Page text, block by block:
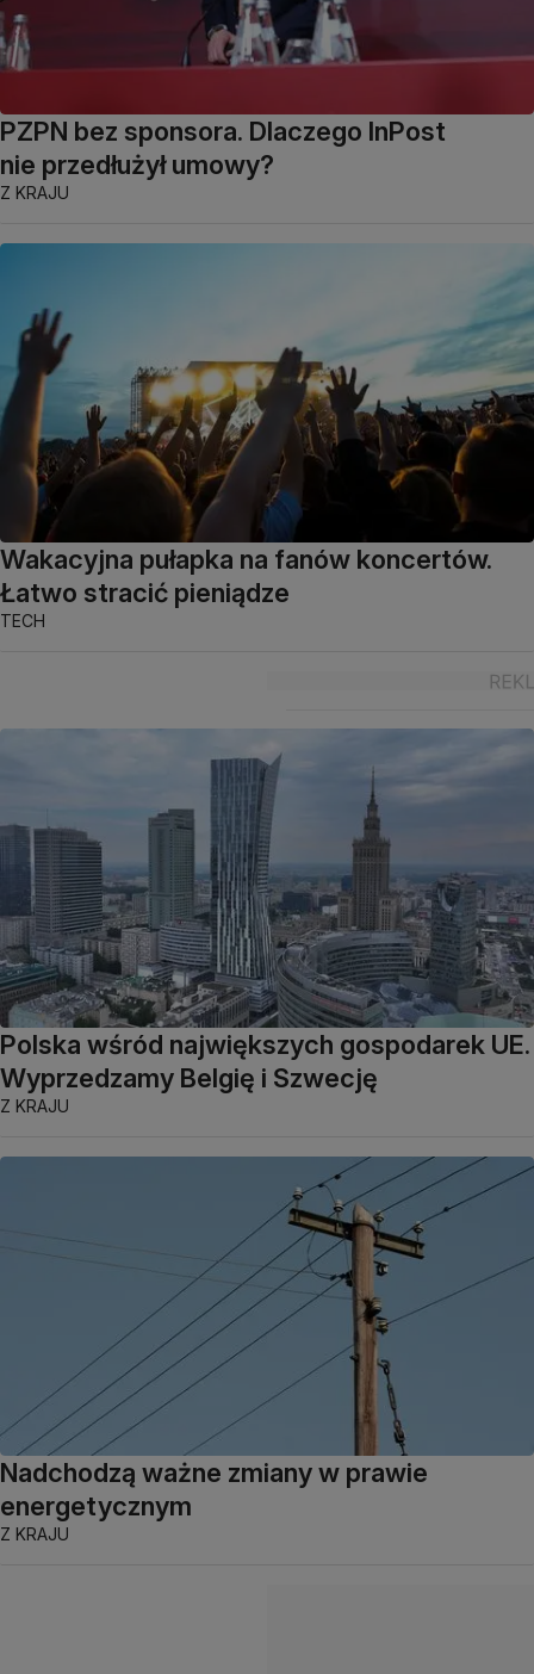
PZPN bez sponsora. Dlaczego InPost
nie przedłużył umowy?
Z KRAJU
Wakacyjna pułapka na fanów koncertów.
Łatwo stracić pieniądze
TECH
Polska wśród największych gospodarek UE.
Wyprzedzamy Belgię i Szwecję
Z KRAJU
Nadchodzą ważne zmiany w prawie
energetycznym
Z KRAJU